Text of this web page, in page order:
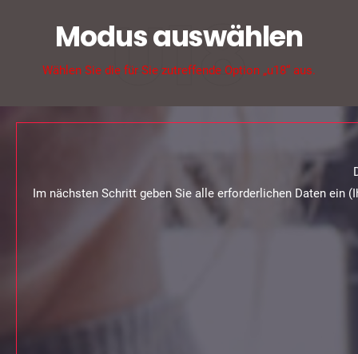
Modus auswählen
U18
Wählen Sie die für Sie zutreffende Option „u18“ aus.
Im nächsten Schritt geben Sie alle erforderlichen Daten ein